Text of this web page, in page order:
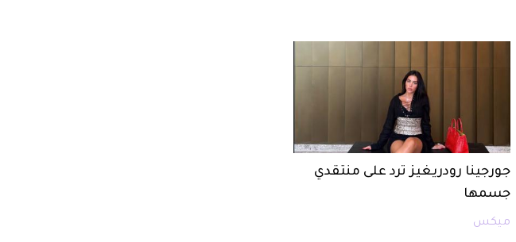
جورجينا رودريغيز ترد على منتقدي
جسمها
ميكس